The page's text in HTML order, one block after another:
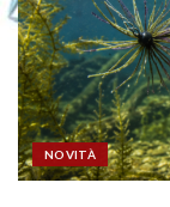
NOVITÀ